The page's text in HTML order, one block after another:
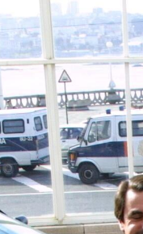
Yves Saint Laurent Designer
voetbalschoenen sale
fotballsko på nett på